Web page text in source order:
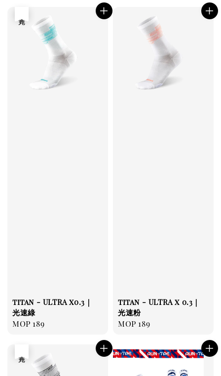
titan - ULTRA x0.3｜
光速綠
Regular
MOP 189
titan - ULTRA x 0.3｜
光速粉
Regular
MOP 189